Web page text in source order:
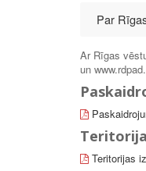
Par
Ar Rīgas
un
Teritorijas